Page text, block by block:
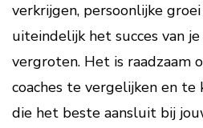
verkrijgen, persoonlijke
uiteindelijk het succes van
vergroten. Het is raadzaam
coaches te vergelijken en te
die het beste aansluit bij